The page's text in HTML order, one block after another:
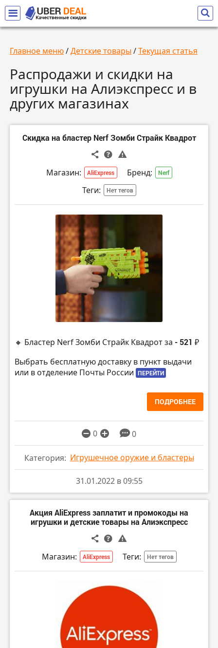
Главное меню/Детские товары /Текущая статья
Распродажи и скидки на
игрушки на Алиэкспресс и в
других магазинах
Скидка на бластер Nerf Зомби Страйк Квадрот
Магазин: AliExpress Бренд: Nerf
Теги: Нет тегов
🔸 Бластер Nerf Зомби Страйк Квадрот за - 521 ₽
Выбрать бесплатную доставку в пункт выдачи
или в отделение Почты России ПЕРЕЙТИ
ПОДРОБНЕЕ
0 0
Категория: Игрушечное оружие и бластеры
31.01.2022 в 09:55
Акция AliExpress заплатит и промокоды на
игрушки и детские товары на Алиэкспресс
Магазин: AliExpress Теги: Нет тегов